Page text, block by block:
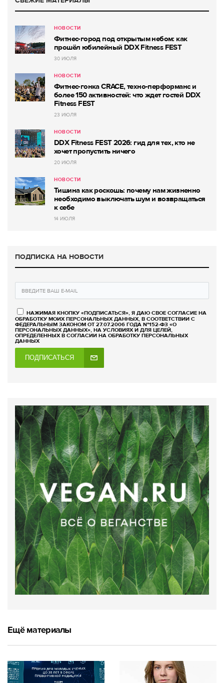
НОВОСТИ
Фитнес-город под открытым небом: как
прошёл юбилейный DDX Fitness FEST
30 ИЮЛЯ
НОВОСТИ
Фитнес-гонка CRACE, техно-перформанс и
более 150 активностей: что ждет гостей DDX
Fitness FEST
23 ИЮЛЯ
НОВОСТИ
DDX Fitness FEST 2026: гид для тех, кто не
хочет пропустить ничего
20 ИЮЛЯ
НОВОСТИ
Тишина как роскошь: почему нам жизненно
необходимо выключать шум и возвращаться
к себе
14 ИЮЛЯ
ПОДПИСКА НА НОВОСТИ
НАЖИМАЯ КНОПКУ «ПОДПИСАТЬСЯ», Я ДАЮ СВОЕ СОГЛАСИЕ НА
ОБРАБОТКУ МОИХ ПЕРСОНАЛЬНЫХ ДАННЫХ, В СООТВЕТСТВИИ С
ФЕДЕРАЛЬНЫМ ЗАКОНОМ ОТ 27.07.2006 ГОДА №152-ФЗ «О
ПЕРСОНАЛЬНЫХ ДАННЫХ», НА УСЛОВИЯХ И ДЛЯ ЦЕЛЕЙ,
ОПРЕДЕЛЕННЫХ В СОГЛАСИИ НА ОБРАБОТКУ ПЕРСОНАЛЬНЫХ
ДАННЫХ
ПОДПИСАТЬСЯ
Ещё материалы